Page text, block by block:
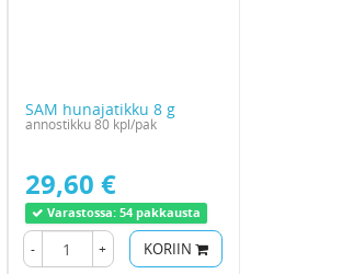
SAM hunajatikku 8 g
annostikku 80 kpl/pak
29,60 €
Varastossa: 54 pakkausta
- + KORIIN